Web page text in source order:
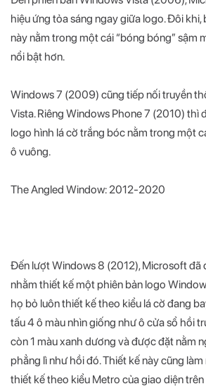
hiệu ứng tỏa sáng ngay giữa logo. Đôi khi,
này nằm trong một cái “bóng bóng” sậm
nổi bật hơn.
Windows 7 (2009) cũng tiếp nối truyền
Vista. Riêng Windows Phone 7 (2010) thì
logo hình lá cờ trắng bóc nằm trong một
ô vuông.
The Angled Window: 2012-2020
Đến lượt Windows 8 (2012), Microsoft đã
nhằm thiết kế một phiên bản logo
họ bỏ luôn thiết kế theo kiểu lá cờ đang
tấu 4 ô màu nhìn giống như ô cửa sổ hồi
còn 1 màu xanh dương và được đặt nằm
phẳng lì như hồi đó. Thiết kế này cũng
thiết kế theo kiểu Metro của giao diện